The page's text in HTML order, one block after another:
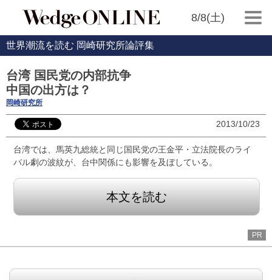
8/8(土)
世界潮流を読む 岡崎研究所論評集
台湾 国民党の内部抗争
中国の出方は？
岡崎研究所
2013/10/23
台湾では、馬英九総統と同じ国民党の王金平・立法院長のライ
バル劇の波紋が、台中関係にも影響を及ぼしている。
本文を読む
PR